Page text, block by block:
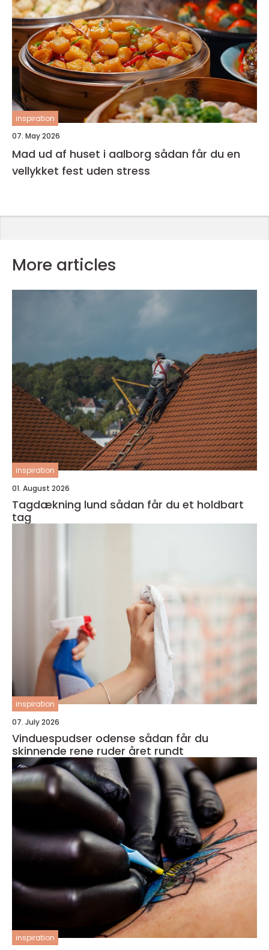
inspiration
07. May 2026
Mad ud af huset i aalborg sådan får du en
vellykket fest uden stress
More articles
inspiration
01. August 2026
Tagdækning lund sådan får du et holdbart
tag
inspiration
07. July 2026
Vinduespudser odense sådan får du
skinnende rene ruder året rundt
inspiration